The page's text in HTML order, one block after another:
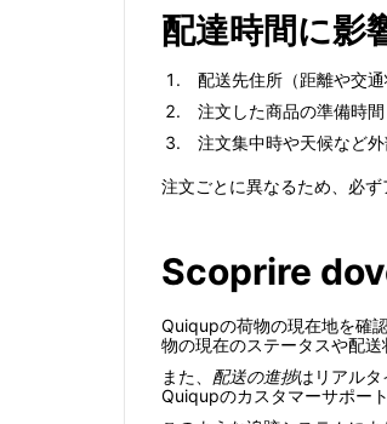
配達時間に影
配送先住所（距離や交通
注文した商品の準備時間
注文集中時や天候など
注文ごとに異なるため、必
Scoprire
Quiqupの荷物の現在地を確
物の現在のステータスや配送
また、 配送の進捗はリアル
Quiqupのカスタマーサポー